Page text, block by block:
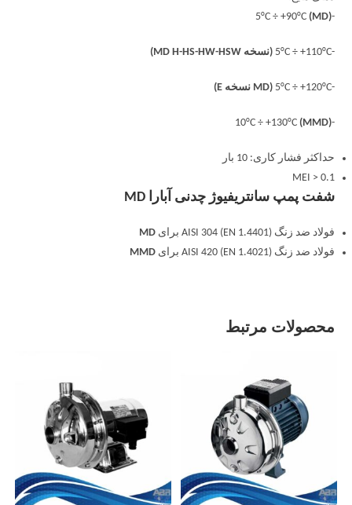
-5°C ÷ +90°C
(MD)
-5°C ÷ +110°C (نسخه MD H-HS-HW-HSW)
-5°C ÷ +120°C (MD نسخه E)
-10°C ÷ +130°C
(MMD)
حداکثر فشار کاری: 10 بار
MEI > 0.1
شفت پمپ سانتریفیوژ چدنی آبارا MD
فولاد ضد زنگ AISI 304 (EN 1.4401) برای
MD
فولاد ضد زنگ AISI 420 (EN 1.4021) برای
MMD
محصولات مرتبط